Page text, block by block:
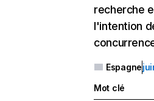
recherche
l'intention
Espagne
Mot clé